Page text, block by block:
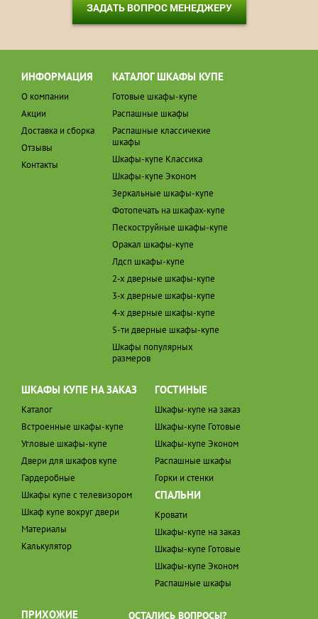
ЗАДАТЬ ВОПРОС МЕНЕДЖЕРУ
ИНФОРМАЦИЯ
О компании
Акции
Доставка и сборка
Отзывы
Контакты
КАТАЛОГ ШКАФЫ КУПЕ
Готовые шкафы-купе
Распашные шкафы
Распашные классичекие
шкафы
Шкафы-купе Классика
Шкафы-купе Эконом
Зеркальные шкафы-купе
Фотопечать на шкафах-купе
Пескоструйные шкафы-купе
Оракал шкафы-купе
Лдсп шкафы-купе
2-х дверные шкафы-купе
3-х дверные шкафы-купе
4-х дверные шкафы-купе
5-ти дверные шкафы-купе
Шкафы популярных
размеров
ШКАФЫ КУПЕ НА ЗАКАЗ
Каталог
Встроенные шкафы-купе
Угловые шкафы-купе
Двери для шкафов купе
Гардеробные
Шкафы купе с телевизором
Шкаф купе вокруг двери
Материалы
Калькулятор
ГОСТИНЫЕ
Шкафы-купе на заказ
Шкафы-купе Готовые
Шкафы-купе Эконом
Распашные шкафы
Горки и стенки
СПАЛЬНИ
Кровати
Шкафы-купе на заказ
Шкафы-купе Готовые
Шкафы-купе Эконом
Распашные шкафы
ПРИХОЖИЕ ОСТАЛИСЬ ВОПРОСЫ?